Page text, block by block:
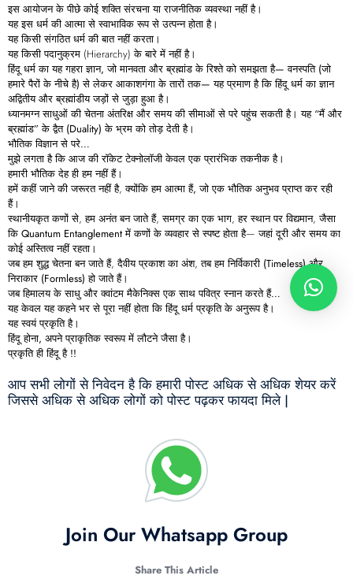
इस आयोजनकेपीछेकोईशक्तिसंरचनायाराजनीतिकव्यवस्थानहींहै।
यह इस धर्म की आत्मा से स्वाभाविक रूप से उत्पन्न होता है।
यह किसी संगठित धर्म की बात नहीं करता।
यह किसी पदानुक्रम (Hierarchy) के बारे में नहीं है।
हिंदू धर्मकायहगहराज्ञान,जोमानवता औरब्रह्मांडकेरिश्तेकोसमझताहै—वनस्पति (जो
हमारेपैरोंकेनीचेहै)सेलेकर आकाशगंगाकेतारोंतक—यहप्रमाणहैकिहिंदू धर्मकाज्ञान
अद्वितीयऔरब्रह्मांडीयजड़ोंसेजुड़ाहुआहै।
ध्यानमग्न साधुओं की चेतना अंतरिक्ष और समय की सीमाओं से परे पहुंच सकती है। यह “मैंऔर
ब्रह्मांड”केद्वैत (Duality)के भ्रमकोतोड़देतीहै।
भौतिकविज्ञानसेपरे…
मुझे लगता है कि आज की रॉकेट टेक्नोलॉजी केवल एकप्रारंभिकतकनीकहै।
हमारी भौतिकदेहहीहमनहींहैं।
हमें कहीं जाने की जरूरत नहीं है, क्योंकिहम आत्माहैं,जोएक भौतिक अनुभवप्राप्तकररही
हैं।
स्थानीयकृत कणों से, हम अनंत बन जाते हैं, समग्र का एक भाग, हर स्थान पर विद्यमान, जैसा
कि Quantum Entanglementमें कणों के व्यवहार से स्पष्ट होता है—जहांदूरी औरसमयका
कोईअस्तित्वनहींरहता।
जब हमशुद्धचेतनाबन जाते हैं,दैवीयप्रकाशका अंश, तब हमनिर्विकारी (Timeless)और
निराकार (Formless)होजातेहैं।
जबहिमालयकेसाधु औरक्वांटममैकेनिक्सएकसाथपवित्रस्नानकरतेहैं…
यह केवल यह कहने भर से पूरा नहीं होता किहिंदू धर्मप्रकृतिके अनुरूपहै।
यहस्वयंप्रकृतिहै।
हिंदूहोना, अपनेप्राकृतिकस्वरूपमेंलौटनेजैसाहै।
प्रकृतिहीहिंदूहै !!
आप सभी लोगों से निवेदन है कि हमारी पोस्ट अधिक से अधिक शेयर करें
जिससे अधिक से अधिक लोगों को पोस्ट पढ़कर फायदा मिले |
Join Our Whatsapp Group
Share This Article